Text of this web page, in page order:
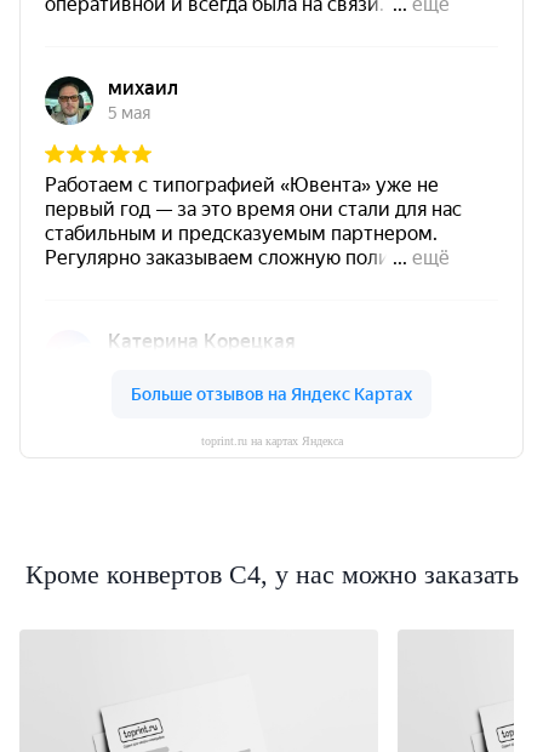
toprint.ru на картах Яндекса
Кроме конвертов C4, у нас можно заказать